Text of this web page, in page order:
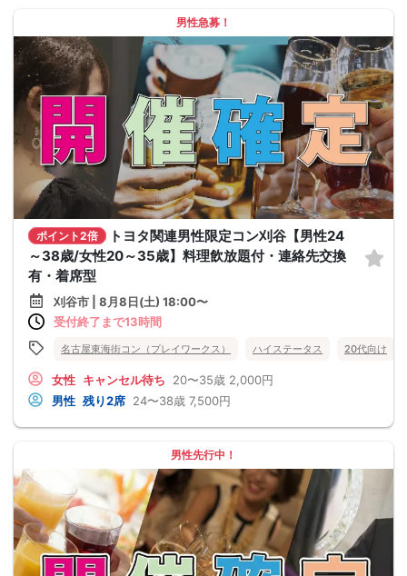
男性急募！
ポイント2倍
トヨタ関連男性限定コン刈谷【男性24
～38歳/女性20～35歳】料理飲放題付・連絡先交換
有・着席型
刈谷市 | 8月8日(土) 18:00〜
受付終了まで13時間
名古屋東海街コン（プレイワークス） ハイステータス 20代向け
女性 キャンセル待ち 20〜35歳 2,000円
男性 残り2席 24〜38歳 7,500円
男性先行中！